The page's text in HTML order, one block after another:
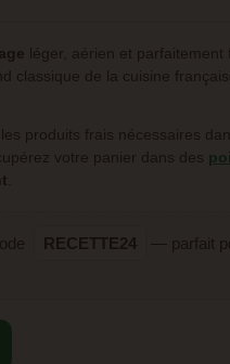
léger, aérien et parfaitement
classique de la cuisine
produits frais nécessaires
votre panier dans des
RECETTE24
— parfait